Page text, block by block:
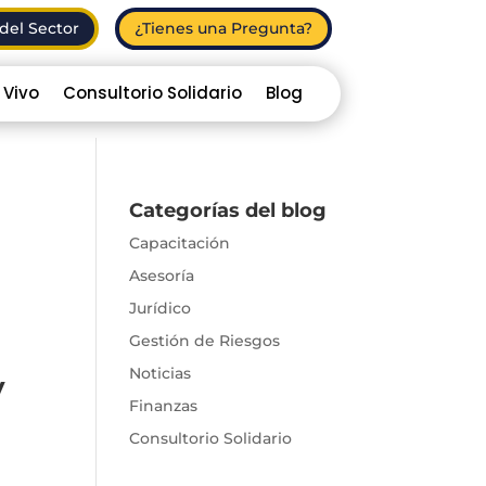
Sector ¿Tienes una Pregunta?
Consultorio Solidario Blog
Categorías del blog
Capacitación
Asesoría
Jurídico
Gestión de Riesgos
Noticias
Finanzas
Consultorio Solidario